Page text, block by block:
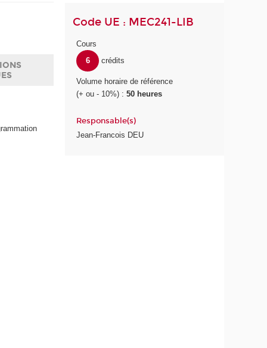
Code UE : MEC241-LIB
Cours
6
crédits
Volume horaire de référence
(+ ou - 10%) :50 heures
Responsable(s)
Jean-Francois DEU